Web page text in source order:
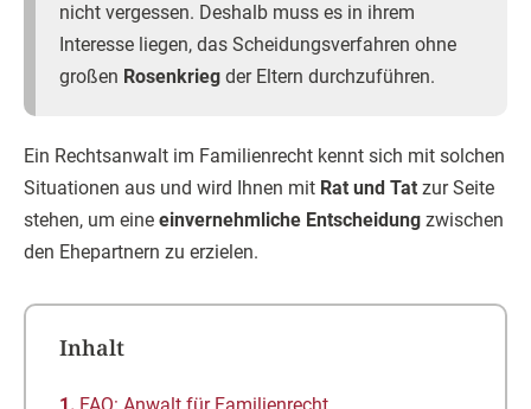
nicht vergessen. Deshalb muss es in ihrem
Interesse liegen, das Scheidungsverfahren ohne
großen Rosenkrieg der Eltern durchzuführen.
Ein Rechtsanwalt im Familienrecht kennt sich mit solchen
Situationen aus und wird Ihnen mit Rat und Tat zur Seite
stehen, um eine einvernehmliche Entscheidung zwischen
den Ehepartnern zu erzielen.
Inhalt